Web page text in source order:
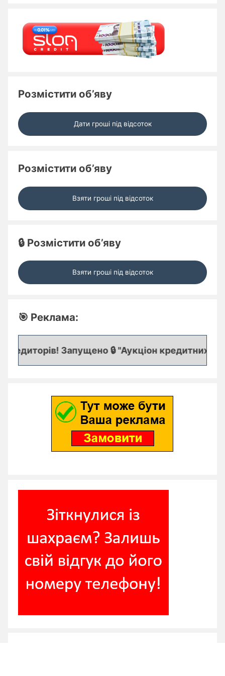
Розмістити об’яву
Дати гроші під відсоток
Розмістити об’яву
Взяти гроші під відсоток
🔒 Розмістити об’яву
Взяти гроші під відсоток
🎯 Реклама:
Запущено 🔒 "Аукціон кредитних